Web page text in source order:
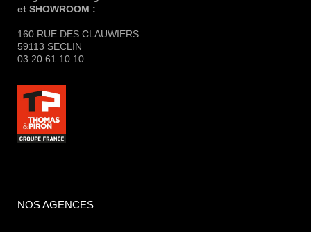
et SHOWROOM :
160 RUE DES CLAUWIERS
59113 SECLIN
03 20 61 10 10
NOS AGENCES